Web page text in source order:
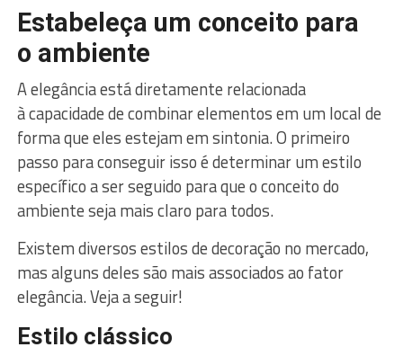
Estabeleça um conceito para
o ambiente
A elegância está diretamente relacionada
à capacidade de combinar elementos em um local de
forma que eles estejam em sintonia. O primeiro
passo para conseguir isso é determinar um estilo
específico a ser seguido para que o conceito do
ambiente seja mais claro para todos.
Existem diversos estilos de decoração no mercado,
mas alguns deles são mais associados ao fator
elegância. Veja a seguir!
Estilo clássico